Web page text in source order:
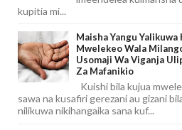
kupitia mi...
Maisha Yangu
Mwelekeo Wala
Usomaji Wa Viganja
Za Mafanikio
Kuishi bila kujua
sawa na kusafiri gerezani au gizani
nilikuwa nikihangaika sana kuf...